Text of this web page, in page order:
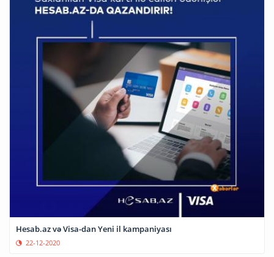
Hesab.az və Visa-dan Yeni il kampaniyası
22-12-2020